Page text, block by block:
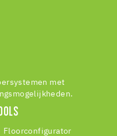
met
Floorconfigurator